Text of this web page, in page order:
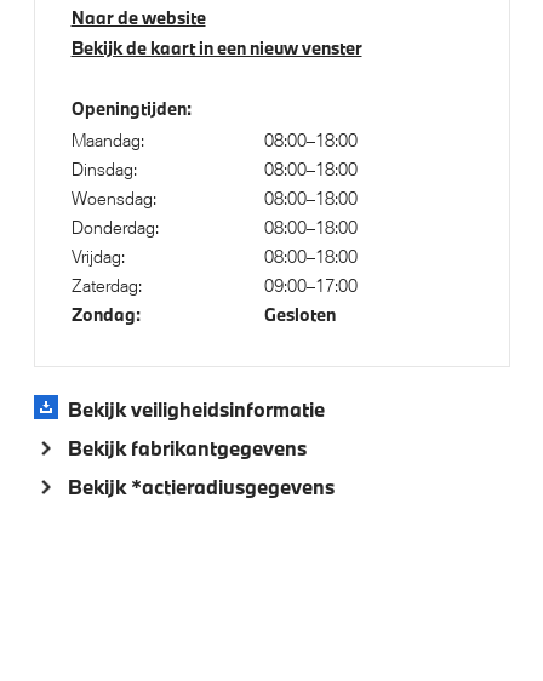
Klimaatbeheersing
Stoelventilatie voor beide voorstoelen
Automatische 3-zone Airconditioning
Elektrische voorzieningen
Comfort Access
Parking assistant plus
Driving Assistant Professional
Draadloos oplaadstation
Bandenspanningsweergavesysteem
Alarmsysteem klasse 3 (VbV/SCM)
Naar de website
Bekijk de kaart in een nieuw venster
Openingtijden:
Maandag:
08:00–18:00
Dinsdag:
08:00–18:00
Woensdag:
08:00–18:00
Donderdag:
08:00–18:00
Vrijdag:
08:00–18:00
Zaterdag:
09:00–17:00
Zondag: Gesloten
Bekijk veiligheidsinformatie
Bekijk fabrikantgegevens
Bekijk *actieradiusgegevens